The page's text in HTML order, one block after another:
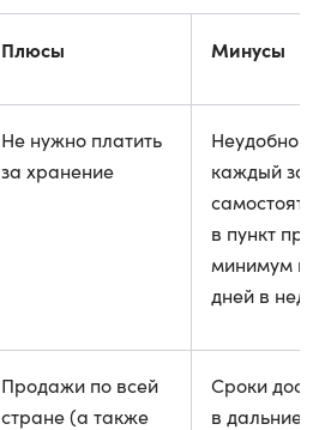
Плюсы Минусы
Не нужно платить
за хранение
Неудобно
каждый
в пункт
минимум
дней в
Продажи по всей
стране (а также
Сроки
в дальние